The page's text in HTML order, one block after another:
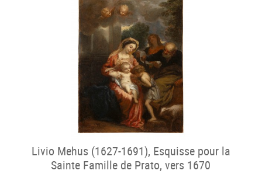
Livio Mehus (1627-1691), Esquisse pour la
Sainte Famille de Prato, vers 1670